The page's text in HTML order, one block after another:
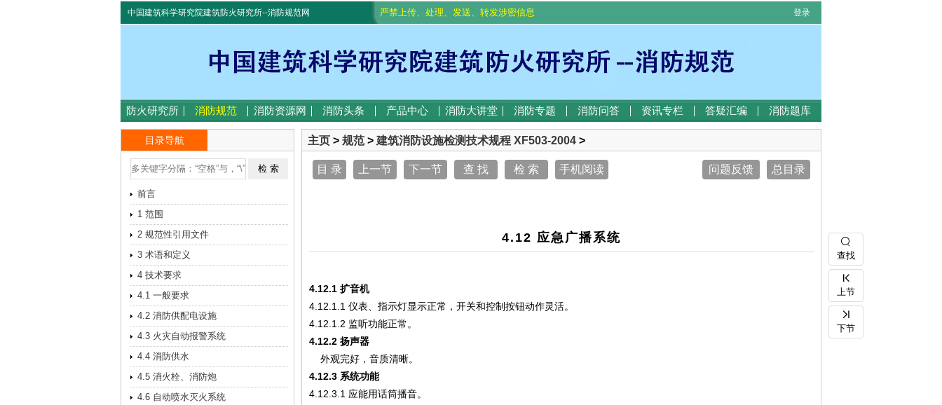
中国建筑科学研究院建筑防火研究所--消防规范网 严禁上传、处理、发送、转发涉密信息 登录
防火研究所 消防规范 消防资源网 消防头条 产品中心 消防大讲堂 消防专题 消防问答 资讯专栏 答疑汇编 消防题库
主页 > 规范 > 建筑消防设施检测技术规程 XF503-2004 >
目 录 上一节 下一节 查 找 检 索 手机阅读 总目录
问题反馈
4.12 应急广播系统
4.12.1 扩音机
4.12.1.1 仪表、指示灯显示正常，开关和控制按钮动作灵活。
4.12.1.2 监听功能正常。
4.12.2 扬声器
外观完好，音质清晰。
4.12.3 系统功能
4.12.3.1 应能用话筒播音。
查找
上节
下节
目录导航
前言
1 范围
2 规范性引用文件
3 术语和定义
4 技术要求
4.1 一般要求
4.2 消防供配电设施
4.3 火灾自动报警系统
4.4 消防供水
4.5 消火栓、消防炮
4.6 自动喷水灭火系统